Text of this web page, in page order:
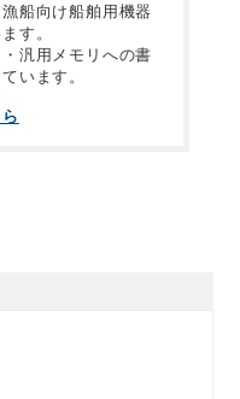
船向け船舶用機器
す。
汎用メモリへの書
います。